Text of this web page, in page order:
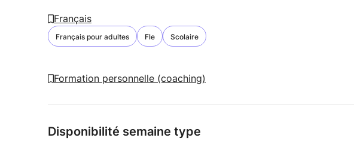
Français
Français pour adultes Fle Scolaire
Formation personnelle (coaching)
Disponibilité semaine type